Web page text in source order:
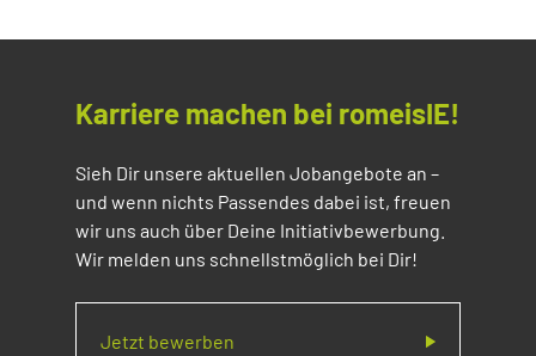
Karriere machen bei romeisIE!
Sieh Dir unsere aktuellen Jobangebote an –
und wenn nichts Passendes dabei ist, freuen
wir uns auch über Deine Initiativbewerbung.
Wir melden uns schnellstmöglich bei Dir!
Jetzt bewerben